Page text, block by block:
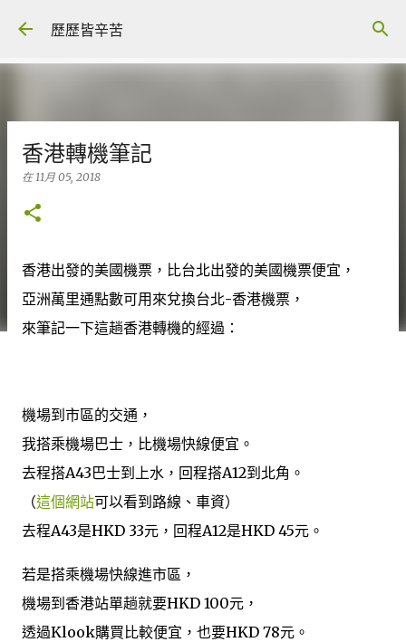
歷歷皆辛苦
香港轉機筆記
在11月 05, 2018
香港出發的美國機票，比台北出發的美國機票便宜，
亞洲萬里通點數可用來兌換台北-香港機票，
來筆記一下這趟香港轉機的經過：
機場到市區的交通，
我搭乘機場巴士，比機場快線便宜。
去程搭A43巴士到上水，回程搭A12到北角。
（這個網站可以看到路線、車資）
去程A43是HKD 33元，回程A12是HKD 45元。
若是搭乘機場快線進市區，
機場到香港站單趟就要HKD 100元，
透過Klook購買比較便宜，也要HKD 78元。